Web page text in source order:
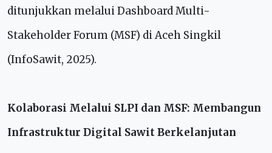
ditunjukkan melalui Dashboard Multi-
Stakeholder Forum (MSF) di Aceh Singkil
(InfoSawit, 2025).
Kolaborasi Melalui SLPI dan MSF: Membangun
Infrastruktur Digital Sawit Berkelanjutan